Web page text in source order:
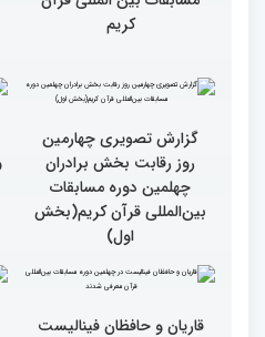
گزارش تصویری چهارمین
روز رقابت بخش برادران
بین‌المللی قرآن کریم(بخش
چهارم)
گزارش تصویری از حواشی
روز چهارم چهلمین دوره
مسابقات بین المللی قرآن
کریم